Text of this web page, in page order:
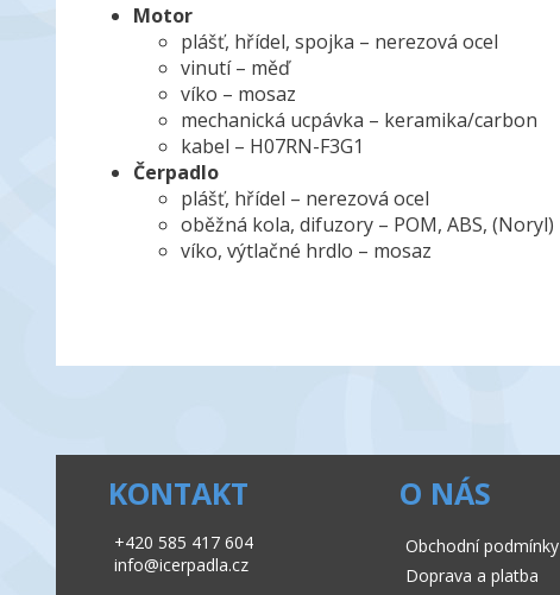
Motor
plášť, hřídel, spojka – nerezová ocel
vinutí – měď
víko – mosaz
mechanická ucpávka – keramika/carbon
kabel – H07RN-F3G1
Čerpadlo
plášť, hřídel – nerezová ocel
oběžná kola, difuzory – POM, ABS, (Noryl)
víko, výtlačné hrdlo – mosaz
KONTAKT
+420 585 417 604
info@icerpadla.cz
O NÁS
Obchodní podmínky
Doprava a platba